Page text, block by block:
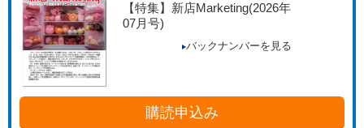
【特集】新店Marketing(2026年
07月号)
バックナンバーを見る
購読申込み